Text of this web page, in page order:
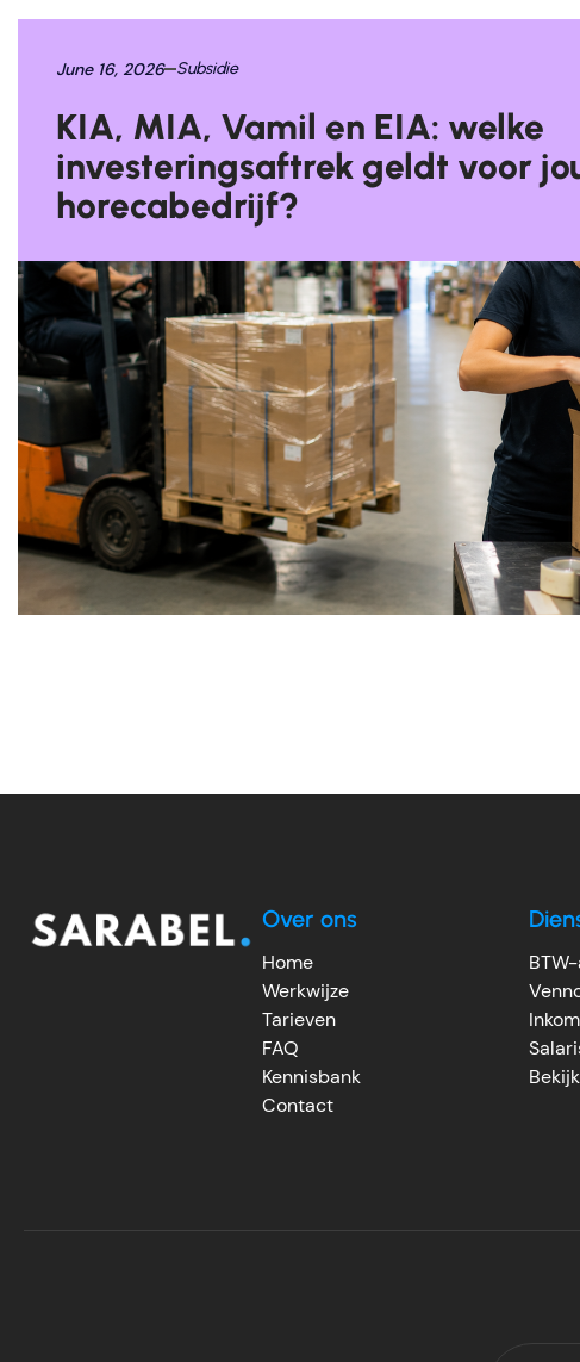
June 16, 2026 Subsidie
KIA, MIA, Vamil en EIA: welke
investeringsaftrek geldt voor
horecabedrijf?
Over ons
Home
Werkwijze
Tarieven
FAQ
Kennisbank
Contact